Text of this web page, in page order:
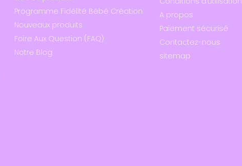
Programme Fidélité Bébé Création
Nouveaux produits
Foire Aux Question (FAQ)
Notre Blog
A propos
Paiement sécurisé
Contactez-nous
sitemap